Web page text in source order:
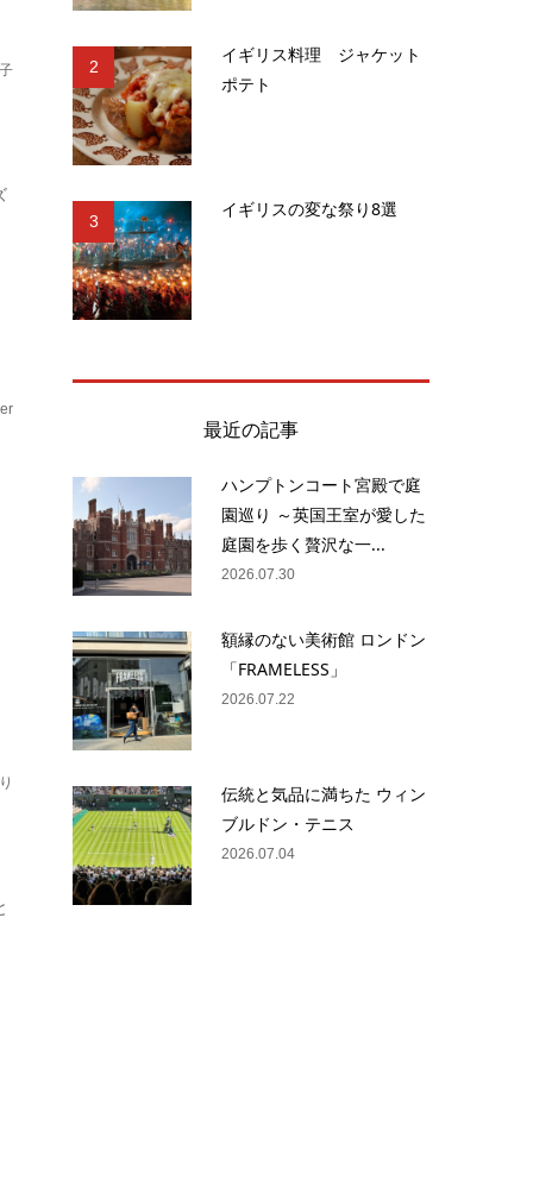
2
イギリス料理 ジャケット
ポテト
3
イギリスの変な祭り8選
最近の記事
ハンプトンコート宮殿で庭
園巡り ～英国王室が愛した
庭園を歩く贅沢な一...
2026.07.30
額縁のない美術館 ロンドン
「FRAMELESS」
2026.07.22
伝統と気品に満ちた ウィン
ブルドン・テニス
2026.07.04